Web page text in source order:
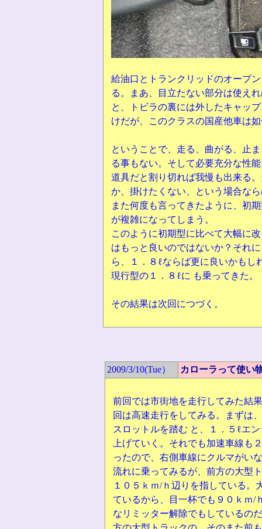
給油口とトランクリッドのオープ
る。まあ、目立たない部分は使え
と、トビラの裏には外したキャッ
けだが、このクラスの国産他車は
ということで、走る、曲がる、止
る事もない。そして必要充分な性
道具だと割り切れば我慢も出来る
か、掛けたくない、という場合な
また何度も言ってきたように、初
が複雑になってしまう。
このように初期型に比べて大幅に
はもっと良いのではないか？それ
ら、１．８ℓならば更に良いかも
現行型の１．８ℓに も乗ってきた。
その結果は次回につづく。
2009/3/10(Tue） カローラって使
前回では市街地を走行してみた結
回は高速走行をしてみる。まずは
スロットルを踏む と、１．５ℓエ
上げていく。それでも加速車線も
ったので、右側車線にクルマがい
流れに乗ってみるが、前方の大型
１０５ｋｍ/ｈ辺りを指している
ているから、目一杯でも９０ｋｍ/
なリミッター解除でもしているの